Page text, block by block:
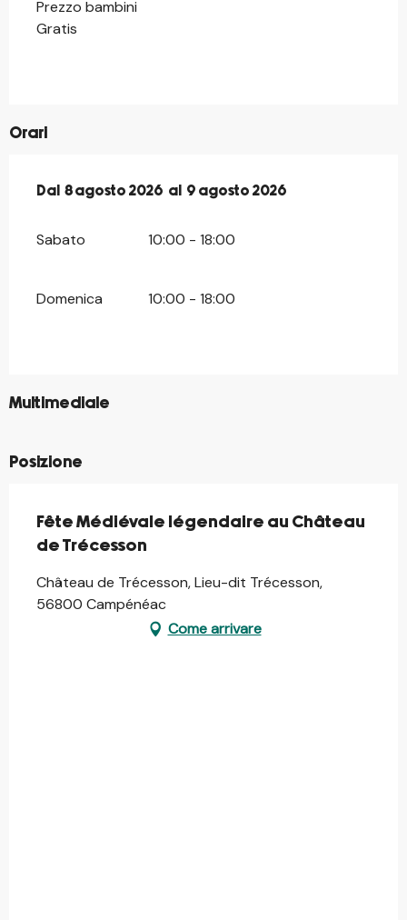
Prezzo bambini
Gratis
Orari
Dal 8 agosto 2026 al 9 agosto 2026
Dal 8 agosto 2026 al 9 agosto 2026
Sabato 10:00 - 18:00
Domenica 10:00 - 18:00
Multimediale
©
Posizione
Fête Médiévale légendaire au Château
de Trécesson
Château de Trécesson, Lieu-dit Trécesson,
56800 Campénéac
Come arrivare